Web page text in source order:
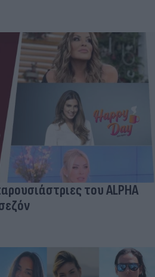
του ALPHA